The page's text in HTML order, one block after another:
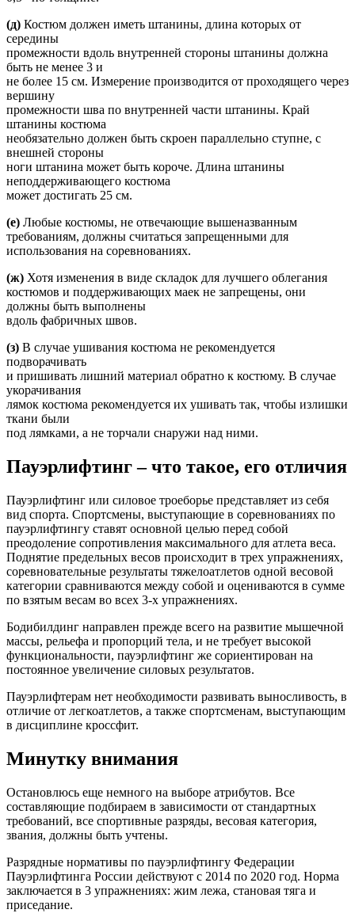
(д) Костюм должен иметь штанины, длина которых от
середины
промежности вдоль внутренней стороны штанины должна
быть не менее 3 и
не более 15 см. Измерение производится от проходящего через
вершину
промежности шва по внутренней части штанины. Край
штанины костюма
необязательно должен быть скроен параллельно ступне, с
внешней стороны
ноги штанина может быть короче. Длина штанины
неподдерживающего костюма
может достигать 25 см.
(е) Любые костюмы, не отвечающие вышеназванным
требованиям, должны считаться запрещенными для
использования на соревнованиях.
(ж) Хотя изменения в виде складок для лучшего облегания
костюмов и поддерживающих маек не запрещены, они
должны быть выполнены
вдоль фабричных швов.
(з) В случае ушивания костюма не рекомендуется
подворачивать
и пришивать лишний материал обратно к костюму. В случае
укорачивания
лямок костюма рекомендуется их ушивать так, чтобы излишки
ткани были
под лямками, а не торчали снаружи над ними.
Пауэрлифтинг – что такое, его отличия
Пауэрлифтинг или силовое троеборье представляет из себя
вид спорта. Спортсмены, выступающие в соревнованиях по
пауэрлифтингу ставят основной целью перед собой
преодоление сопротивления максимального для атлета веса.
Поднятие предельных весов происходит в трех упражнениях,
соревновательные результаты тяжелоатлетов одной весовой
категории сравниваются между собой и оцениваются в сумме
по взятым весам во всех 3-х упражнениях.
Бодибилдинг направлен прежде всего на развитие мышечной
массы, рельефа и пропорций тела, и не требует высокой
функциональности, пауэрлифтинг же сориентирован на
постоянное увеличение силовых результатов.
Пауэрлифтерам нет необходимости развивать выносливость, в
отличие от легкоатлетов, а также спортсменам, выступающим
в дисциплине кроссфит.
Минутку внимания
Остановлюсь еще немного на выборе атрибутов. Все
составляющие подбираем в зависимости от стандартных
требований, все спортивные разряды, весовая категория,
звания, должны быть учтены.
Разрядные нормативы по пауэрлифтингу Федерации
Пауэрлифтинга России действуют с 2014 по 2020 год. Норма
заключается в 3 упражнениях: жим лежа, становая тяга и
приседание.